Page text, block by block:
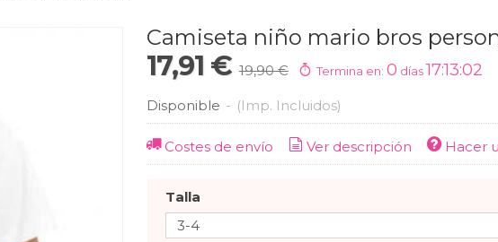
Camiseta niño mario bros
17,91 € 19,90 € Termina en: 0 días17:13:02
Disponible - (Imp. Incluidos)
Costes de envío Ver descripción Hacer
Talla